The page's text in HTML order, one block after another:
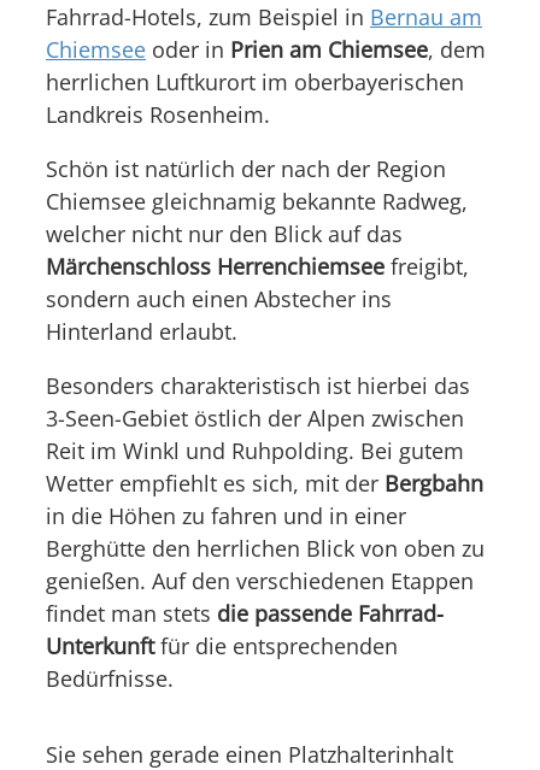
Fahrrad-Hotels, zum Beispiel in Bernau am
Chiemsee oder in Prien am Chiemsee, dem
herrlichen Luftkurort im oberbayerischen
Landkreis Rosenheim.
Schön ist natürlich der nach der Region
Chiemsee gleichnamig bekannte Radweg,
welcher nicht nur den Blick auf das
Märchenschloss Herrenchiemsee freigibt,
sondern auch einen Abstecher ins
Hinterland erlaubt.
Besonders charakteristisch ist hierbei das
3-Seen-Gebiet östlich der Alpen zwischen
Reit im Winkl und Ruhpolding. Bei gutem
Wetter empfiehlt es sich, mit der Bergbahn
in die Höhen zu fahren und in einer
Berghütte den herrlichen Blick von oben zu
genießen. Auf den verschiedenen Etappen
findet man stets die passende Fahrrad-
Unterkunftfür die entsprechenden
Bedürfnisse.
Sie sehen gerade einen Platzhalterinhalt